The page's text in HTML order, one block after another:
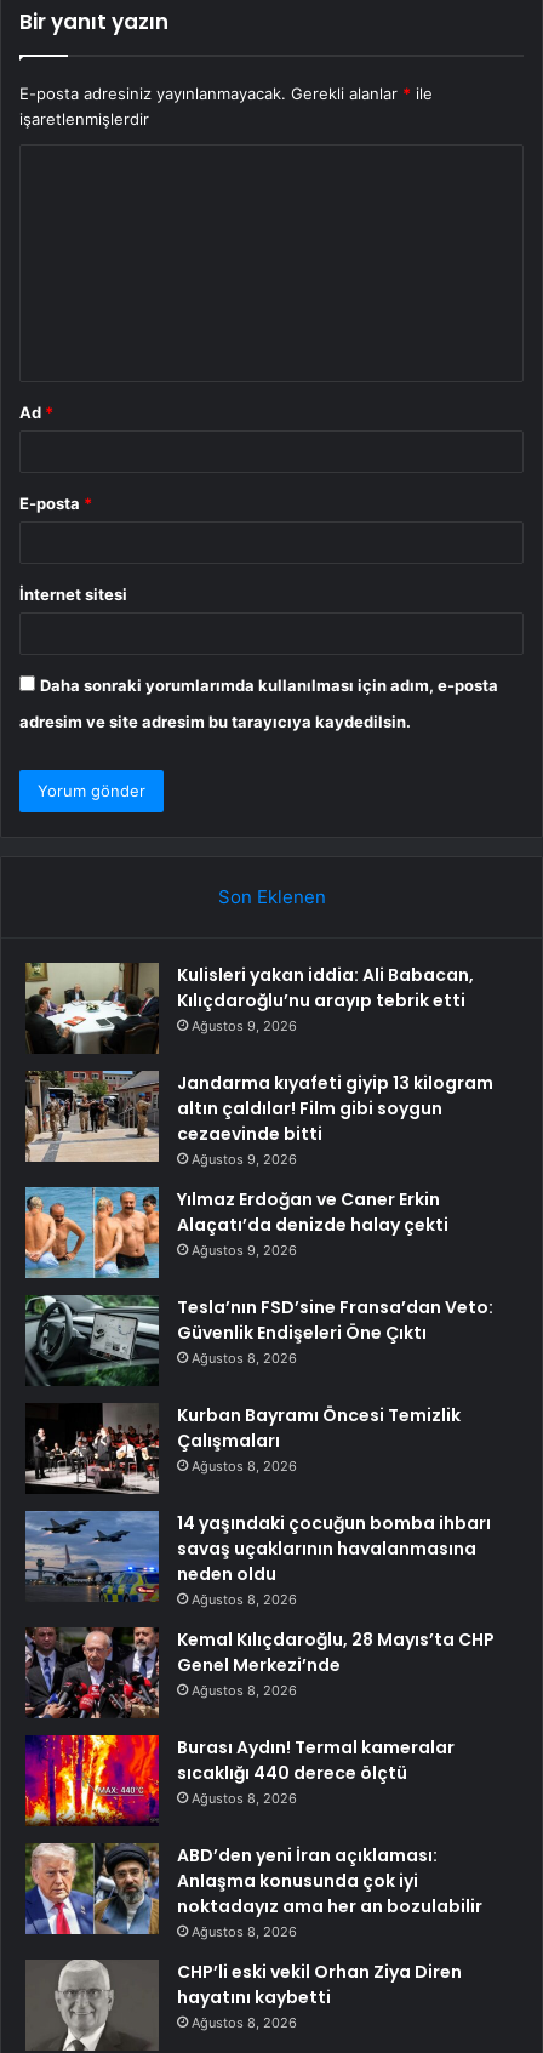
Bir yanıt yazın
E-posta adresiniz yayınlanmayacak. Gerekli alanlar * ile
işaretlenmişlerdir
Ad *
E-posta *
İnternet sitesi
Daha sonraki yorumlarımda kullanılması için adım, e-posta
adresim ve site adresim bu tarayıcıya kaydedilsin.
Son Eklenen
Kulisleri yakan iddia: Ali Babacan,
Kılıçdaroğlu’nu arayıp tebrik etti
Ağustos 9, 2026
Jandarma kıyafeti giyip 13 kilogram
altın çaldılar! Film gibi soygun
cezaevinde bitti
Ağustos 9, 2026
Yılmaz Erdoğan ve Caner Erkin
Alaçatı’da denizde halay çekti
Ağustos 9, 2026
Tesla’nın FSD’sine Fransa’dan Veto:
Güvenlik Endişeleri Öne Çıktı
Ağustos 8, 2026
Kurban Bayramı Öncesi Temizlik
Çalışmaları
Ağustos 8, 2026
14 yaşındaki çocuğun bomba ihbarı
savaş uçaklarının havalanmasına
neden oldu
Ağustos 8, 2026
Kemal Kılıçdaroğlu, 28 Mayıs’ta CHP
Genel Merkezi’nde
Ağustos 8, 2026
Burası Aydın! Termal kameralar
sıcaklığı 440 derece ölçtü
Ağustos 8, 2026
ABD’den yeni İran açıklaması:
Anlaşma konusunda çok iyi
noktadayız ama her an bozulabilir
Ağustos 8, 2026
CHP’li eski vekil Orhan Ziya Diren
hayatını kaybetti
Ağustos 8, 2026